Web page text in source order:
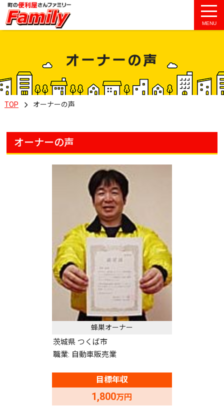
MENU
オーナーの声
TOP オーナーの声
オーナーの声
蜂巣オーナー
茨城県 つくば市
職業: 自動車販売業
目標年収
1,800万円